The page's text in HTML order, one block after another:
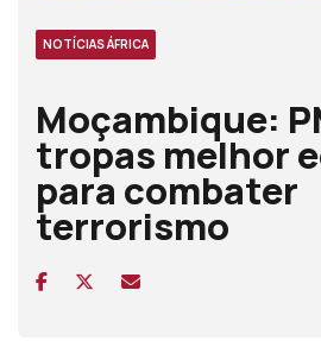
NOTÍCIAS ÁFRICA
Moçambique:
tropas melhor
para combater
terrorismo